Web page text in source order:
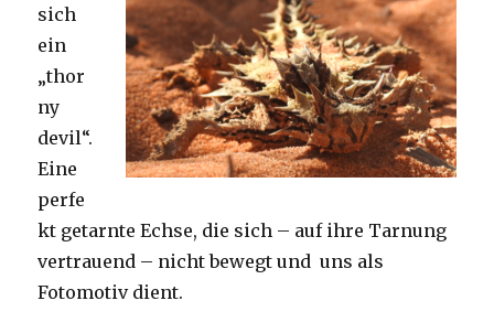
sich
ein
„thor
ny
devil“.
Eine
perfe
kt getarnte Echse, die sich – auf ihre Tarnung
vertrauend – nicht bewegt und uns als
Fotomotiv dient.